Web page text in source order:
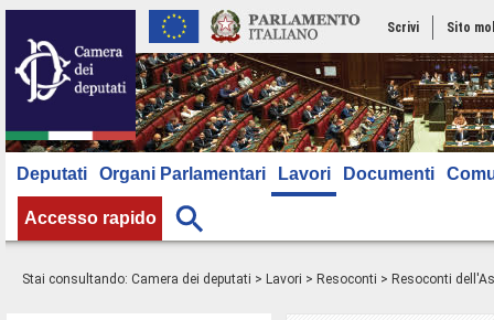
Scrivi Sito
Deputati Organi Parlamentari Lavori Documenti
Accesso rapido
Stai consultando: Camera dei deputati > Lavori > Resoconti > Resoconti